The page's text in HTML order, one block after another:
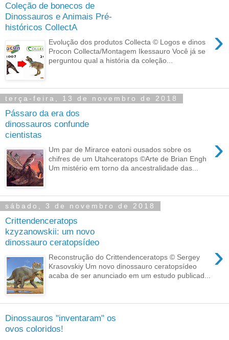
Coleção de bonecos de
Dinossauros e Animais Pré-
históricos CollectA
›
Evolução dos produtos Collecta © Logos e dinos
Procon Collecta/Montagem Ikessauro Você já se
perguntou qual a história da coleção...
terça-feira, 13 de novembro de 2018
Pássaro da era dos
dinossauros confunde
cientistas
›
Um par de Mirarce eatoni ousados sobre os
chifres de um Utahceratops ©Arte de Brian Engh
Um mistério em torno da ancestralidade das...
sábado, 3 de novembro de 2018
Crittendenceratops
kzyzanowskii: um novo
dinossauro ceratopsídeo
›
Reconstrução do Crittendenceratops © Sergey
Krasovskiy Um novo dinossauro ceratopsídeo
acaba de ser anunciado em um estudo publicad...
Dinossauros "inventaram" os
ovos coloridos!